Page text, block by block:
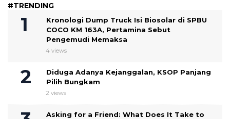
#TRENDING
Kronologi Dump Truck Isi Biosolar di SPBU
COCO KM 163A, Pertamina Sebut
Pengemudi Memaksa
4 views
Diduga Adanya Kejanggalan, KSOP Panjang
Pilih Bungkam
2 views
Asking for a Friend: What Does It Take to